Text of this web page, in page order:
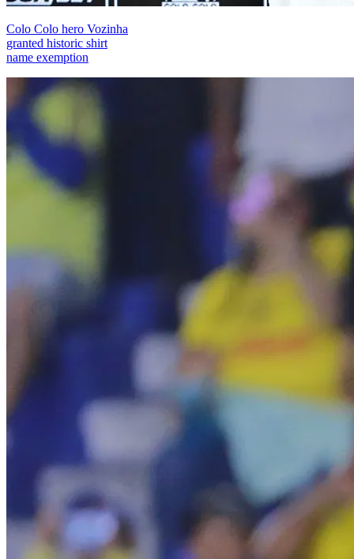
Colo Colo hero Vozinha
granted historic shirt
name exemption